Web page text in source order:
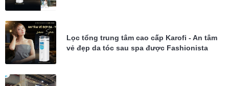
Lọc tổng trung tâm cao cấp Karofi - An tâm
vẻ đẹp da tóc sau spa được Fashionista